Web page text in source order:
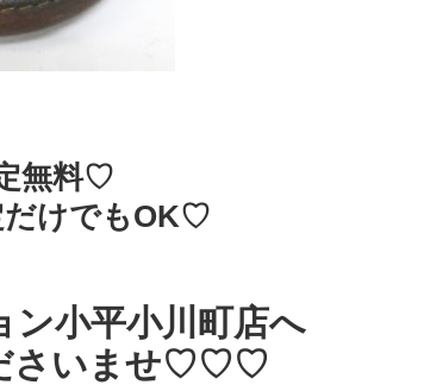
無料♡
だけでもOK♡
ン小平小川町店へ
さいませ♡♡♡